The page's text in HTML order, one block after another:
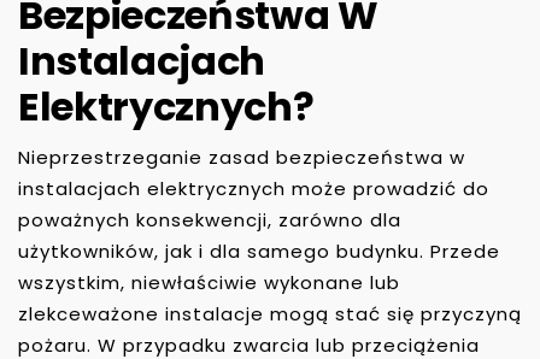
Bezpieczeństwa W
Instalacjach
Elektrycznych?
Nieprzestrzeganie zasad bezpieczeństwa w
instalacjach elektrycznych może prowadzić do
poważnych konsekwencji, zarówno dla
użytkowników, jak i dla samego budynku. Przede
wszystkim, niewłaściwie wykonane lub
zlekceważone instalacje mogą stać się przyczyną
pożaru. W przypadku zwarcia lub przeciążenia